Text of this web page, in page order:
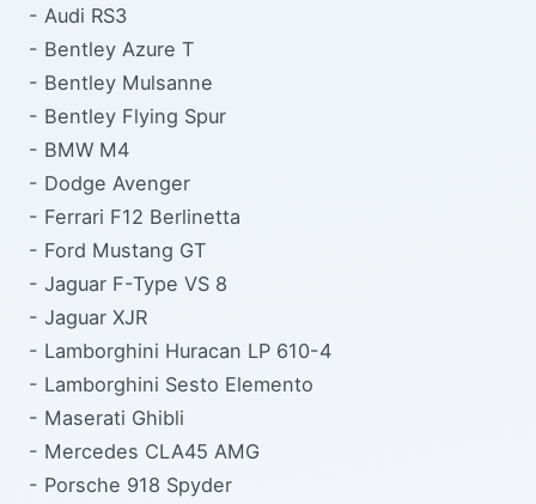
- Audi RS3
- Bentley Azure T
- Bentley Mulsanne
- Bentley Flying Spur
- BMW M4
- Dodge Avenger
- Ferrari F12 Berlinetta
- Ford Mustang GT
- Jaguar F-Type VS 8
- Jaguar XJR
- Lamborghini Huracan LP 610-4
- Lamborghini Sesto Elemento
- Maserati Ghibli
- Mercedes CLA45 AMG
- Porsche 918 Spyder